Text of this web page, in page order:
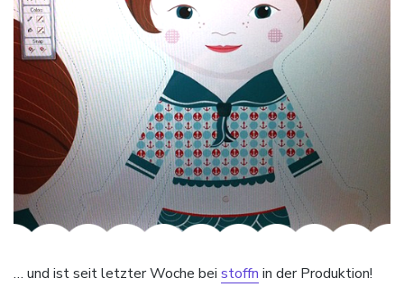
… und ist seit letzter Woche bei stoffn in der Produktion!